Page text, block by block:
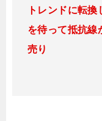
トレンドに転
を待って抵抗線
売り